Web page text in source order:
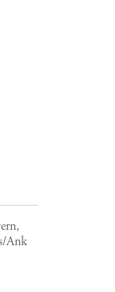
Ank